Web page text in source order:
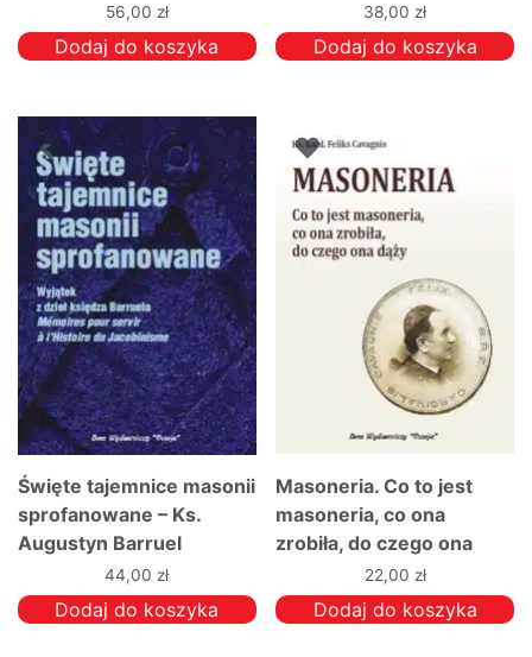
56,00 zł
Dodaj do koszyka
38,00 zł
Dodaj do koszyka
Święte tajemnice masonii
sprofanowane – Ks.
Augustyn Barruel
44,00zł
Dodaj do koszyka
Masoneria. Co to jest
masoneria, co ona
zrobiła, do czego ona
dąży – Ks. kard. Feliks
Cavagnis
22,00 zł
Dodaj do koszyka